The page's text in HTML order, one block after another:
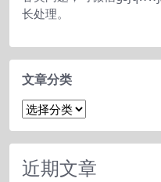
长处理。
文章分类
文
分
类
近期文章